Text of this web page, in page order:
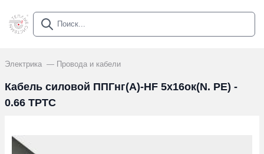
Электрика Провода и кабели
Кабель силовой ППГнг(А)-HF 5х16ок(N. PE) -
0.66 ТРТС